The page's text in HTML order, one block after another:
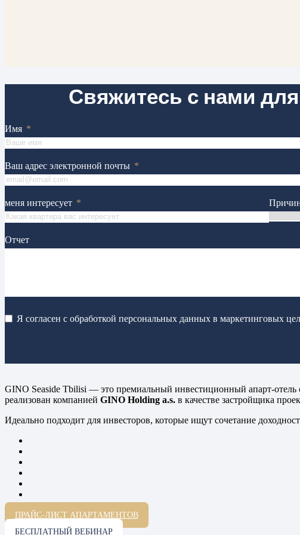
Свяжитесь с нами
Имя
Ваш адрес электронной почты
меня интересует
Отчет
Я согласен с обработкой персональных данных в маркетинговых
GINO Seaside Tbilisi — это премиальный инвестиционный апарт-
реализован компанией GINO Holding a.s. в качестве застройщика
Идеально подходит для инвесторов, которые ищут сочетание
ПРАЙС-ЛИСТ АПАРТАМЕНТОВ
БЕСПЛАТНЫЙ ВЕБИНАР